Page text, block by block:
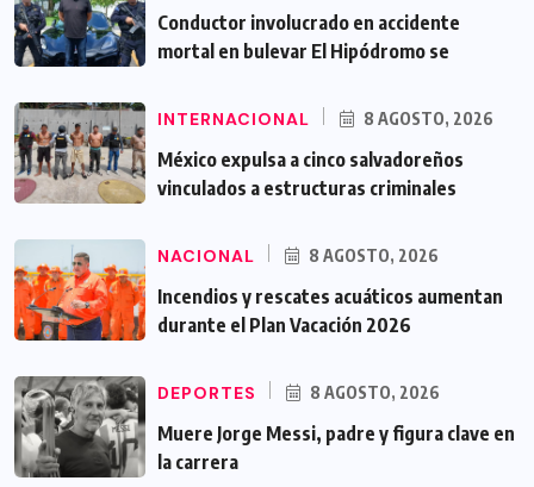
Conductor involucrado en accidente
mortal en bulevar El Hipódromo se
INTERNACIONAL 8 AGOSTO, 2026
México expulsa a cinco salvadoreños
vinculados a estructuras criminales
NACIONAL 8 AGOSTO, 2026
Incendios y rescates acuáticos aumentan
durante el Plan Vacación 2026
DEPORTES 8 AGOSTO, 2026
Muere Jorge Messi, padre y figura clave en
la carrera